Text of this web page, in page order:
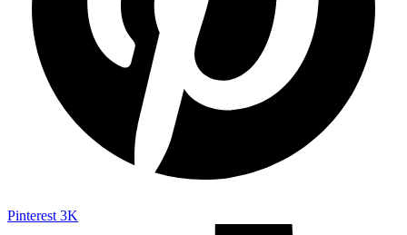
Pinterest 3K